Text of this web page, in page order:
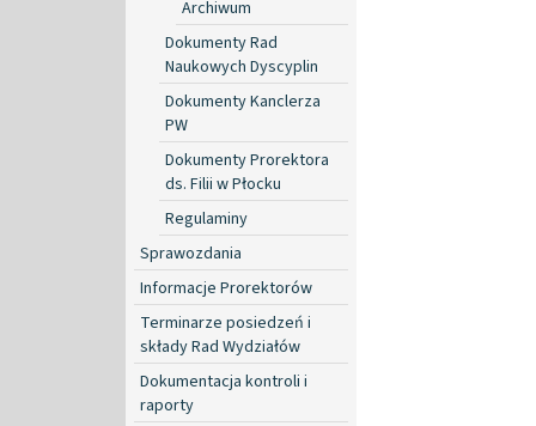
Archiwum
Dokumenty Rad
Naukowych Dyscyplin
Dokumenty Kanclerza
PW
Dokumenty Prorektora
ds. Filii w Płocku
Regulaminy
Sprawozdania
Informacje Prorektorów
Terminarze posiedzeń i
składy Rad Wydziałów
Dokumentacja kontroli i
raporty